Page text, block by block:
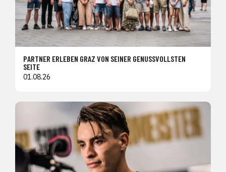
PARTNER ERLEBEN GRAZ VON SEINER GENUSSVOLLSTEN
SEITE
01.08.26